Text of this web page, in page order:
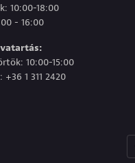
10:00-18:00
- 16:00
10:00-15:00
1 311 2420